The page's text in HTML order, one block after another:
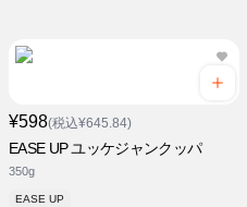
¥598(税込¥645.84)
EASE UP ユッケジャンクッパ
350g
EASE UP